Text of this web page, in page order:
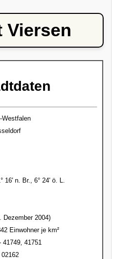
Viersen
Westfalen
16' n. Br., 6° 24' ö. L.
Dezember 2004)
Einwohner je km²
41749, 41751
02162